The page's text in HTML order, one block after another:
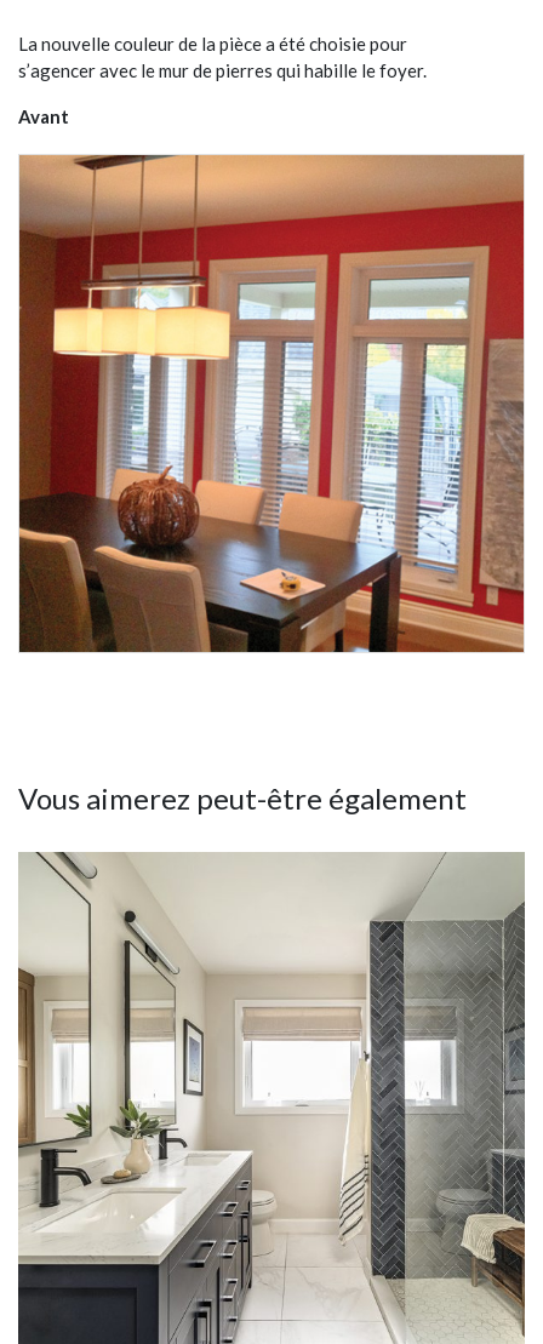
La nouvelle couleur de la pièce a été choisie pour
s’agencer avec le mur de pierres qui habille le foyer.
Avant
Vous aimerez peut-être également